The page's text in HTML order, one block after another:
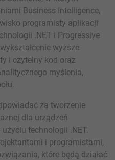
Business Intelligence,
programisty aplikacji
.NET i Progressive
wyższe
i czytelny kod oraz
myślenia,
za tworzenie
dla urządzeń
technologii .NET.
i programistami,
które będą działać